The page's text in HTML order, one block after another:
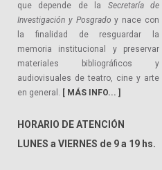
que depende de la Secretaría de
Investigación y Posgrado y nace con
la finalidad de resguardar la
memoria institucional y preservar
materiales bibliográficos y
audiovisuales de teatro, cine y arte
en general. [ MÁS INFO... ]
HORARIO DE ATENCIÓN
LUNES a VIERNES de 9 a 19 hs.